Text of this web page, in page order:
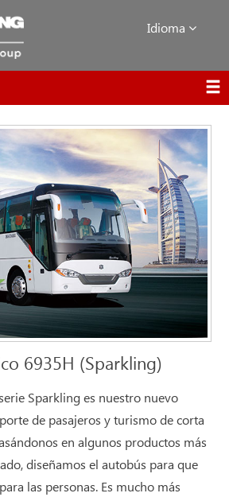
Idioma
6935H (Sparkling)
Sparkling es nuestro nuevo
de pasajeros y turismo de corta
en algunos productos más
diseñamos el autobús para que
las personas. Es mucho más